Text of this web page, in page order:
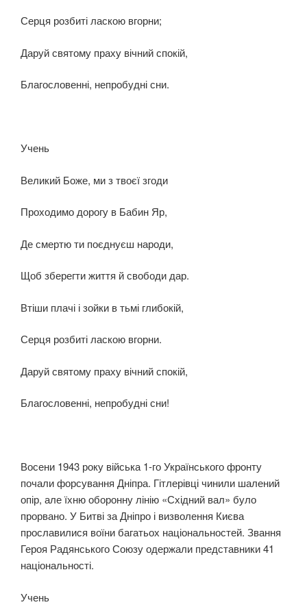
Серця розбиті ласкою вгорни;
Даруй святому праху вічний спокій,
Благословенні, непробудні сни.
Учень
Великий Боже, ми з твоєї згоди
Проходимо дорогу в Бабин Яр,
Де смертю ти поєднуєш народи,
Щоб зберегти життя й свободи дар.
Втіши плачі і зойки в тьмі глибокій,
Серця розбиті ласкою вгорни.
Даруй святому праху вічний спокій,
Благословенні, непробудні сни!
Восени 1943 року війська 1-го Українського фронту
почали форсування Дніпра. Гітлерівці чинили шалений
опір, але їхню оборонну лінію «Східний вал» було
прорвано. У Битві за Дніпро і визволення Києва
прославилися воїни багатьох національностей. Звання
Героя Радянського Союзу одержали представники 41
національності.
Учень